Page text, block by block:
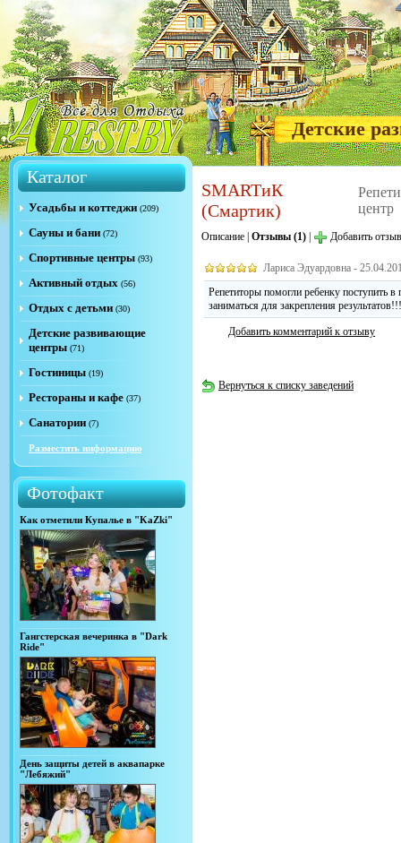
Детские
Каталог
Усадьбы и коттеджи (209)
Сауны и бани (72)
Спортивные центры (93)
Активный отдых (56)
Отдых с детьми (30)
Детские развивающие
центры (71)
Гостиницы (19)
Рестораны и кафе (37)
Санатории (7)
Разместить информацию
Фотофакт
Как отметили Купалье в "KaZki"
Гангстерская вечеринка в "Dark
Ride"
День защиты детей в аквапарке
"Лебяжий"
SMARTиК
(Смартик)
центр
Описание Отзывы (1) Добавить отзыв
Лариса Эдуардовна -
Репетиторы помогли ребенку поступить
заниматься для закрепления результатов!!!
Добавить комментарий к отзыву
Вернуться к списку заведений